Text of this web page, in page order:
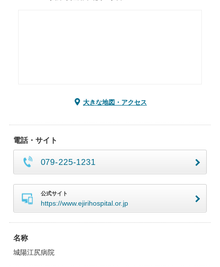
大きな地図・アクセス
電話・サイト
079-225-1231
公式サイト
https://www.ejirihospital.or.jp
名称
城陽江尻病院